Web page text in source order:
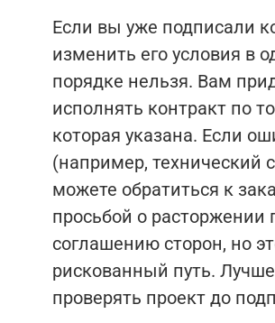
Если вы уже подписали
изменить его условия в
порядке нельзя. Вам
исполнять контракт по
которая указана. Если
(например, технический
можете обратиться к
просьбой о расторжении
соглашению сторон, но
рискованный путь.
проверять проект до